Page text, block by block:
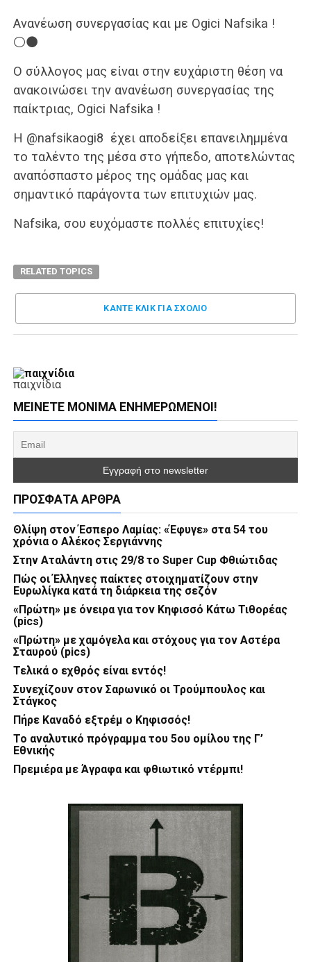
Ανανέωση συνεργασίας και με Ogici Nafsika !
⚪️⚫️
Ο σύλλογος μας είναι στην ευχάριστη θέση να
ανακοινώσει την ανανέωση συνεργασίας της
παίκτριας, Ogici Nafsika !
Η @nafsikaogi8 έχει αποδείξει επανειλημμένα
το ταλέντο της μέσα στο γήπεδο, αποτελώντας
αναπόσπαστο μέρος της ομάδας μας και
σημαντικό παράγοντα των επιτυχιών μας.
Nafsika, σου ευχόμαστε πολλές επιτυχίες!
RELATED TOPICS
ΚΑΝΤΕ ΚΛΊΚ ΓΙΑ ΣΧΌΛΙΟ
παιχνίδια
ΜΕΊΝΕΤΕ ΜΌΝΙΜΑ ΕΝΗΜΕΡΏΜΕΝΟΙ!
ΠΡΌΣΦΑΤΑ ΆΡΘΡΑ
Θλίψη στον Έσπερο Λαμίας: «Έφυγε» στα 54 του
χρόνια ο Αλέκος Σεργιάννης
Στην Αταλάντη στις 29/8 το Super Cup Φθιώτιδας
Πώς οι Έλληνες παίκτες στοιχηματίζουν στην
Ευρωλίγκα κατά τη διάρκεια της σεζόν
«Πρώτη» με όνειρα για τον Κηφισσό Κάτω Τιθορέας
(pics)
«Πρώτη» με χαμόγελα και στόχους για τον Αστέρα
Σταυρού (pics)
Τελικά ο εχθρός είναι εντός!
Συνεχίζουν στον Σαρωνικό οι Τρούμπουλος και
Στάγκος
Πήρε Καναδό εξτρέμ ο Κηφισσός!
Το αναλυτικό πρόγραμμα του 5ου ομίλου της Γ’
Εθνικής
Πρεμιέρα με Άγραφα και φθιωτικό ντέρμπι!